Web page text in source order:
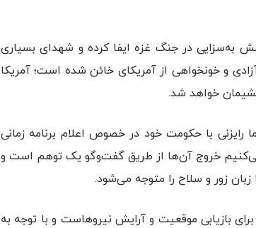
به‌سزایی در جنگ غزه ایفا کرده و شهدای بسیاری
و خونخواهی از آمریکای خائن شده است؛ آمریکا
خواهد شد.
رایزنی با حکومت خود در خصوص اعلام برنامه زمانی
می‌کنیم خروج آن‌ها از طریق گفت‌وگو یک توهم است و
زور و سلاح را متوجه می‌شود.
بازیابی موقعیت و آرایش نیروهاست و با توجه به